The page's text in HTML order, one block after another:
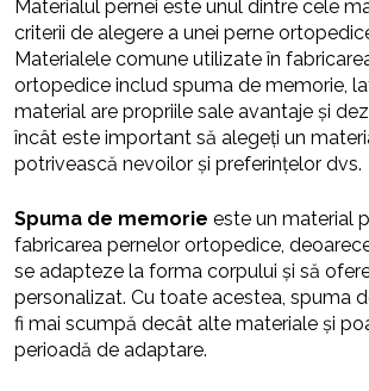
Materialul pernei este unul dintre cele
criterii de alegere a unei perne
Materialele comune utilizate în
ortopedice includ spuma de memorie,
material are propriile sale avantaje și
încât este important să alegeți un
potrivească nevoilor și preferințelor dvs.
Spuma de memorie este un material
fabricarea pernelor ortopedice,
se adapteze la forma corpului și să
personalizat. Cu toate acestea, spuma
fi mai scumpă decât alte materiale și
perioadă de adaptare.